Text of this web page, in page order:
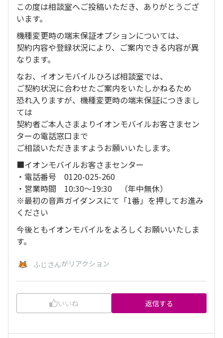
この度は相談室へご投稿いただき、ありがとうござ
います。
機種変更時の端末保証オプションについては、
契約内容や登録状況により、ご案内できる内容が異
なります。
なお、イオンモバイルひろば相談室では、
ご契約状況に合わせたご案内をいたしかねるため
恐れ入りますが、機種変更時の端末保証につきまし
ては
契約者ご本人さまよりイオンモバイルお客さまセン
ターの電話窓口まで
ご相談いただきますようお願いいたします。
■イオンモバイルお客さまセンター
・電話番号 0120-025-260
・営業時間 10:30～19:30 （年中無休）
※最初の音声ガイダンスにて「1番」を押してお進み
ください
今後ともイオンモバイルをよろしくお願いいたしま
す。
ふじさんがリアクション
いいね 返信する